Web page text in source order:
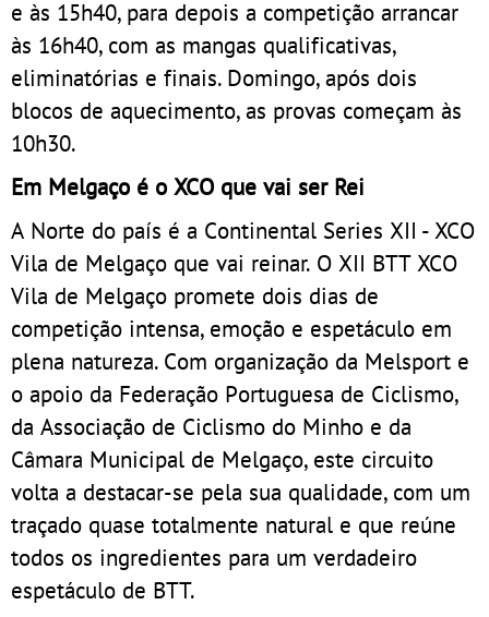
e às 15h40, para depois a competição arrancar
às 16h40, com as mangas qualificativas,
eliminatórias e finais. Domingo, após dois
blocos de aquecimento, as provas começam às
10h30.
Em Melgaço é o XCO que vai ser Rei
A Norte do país é a Continental Series XII - XCO
Vila de Melgaço que vai reinar. O XII BTT XCO
Vila de Melgaço promete dois dias de
competição intensa, emoção e espetáculo em
plena natureza. Com organização da Melsport e
o apoio da Federação Portuguesa de Ciclismo,
da Associação de Ciclismo do Minho e da
Câmara Municipal de Melgaço, este circuito
volta a destacar-se pela sua qualidade, com um
traçado quase totalmente natural e que reúne
todos os ingredientes para um verdadeiro
espetáculo de BTT.